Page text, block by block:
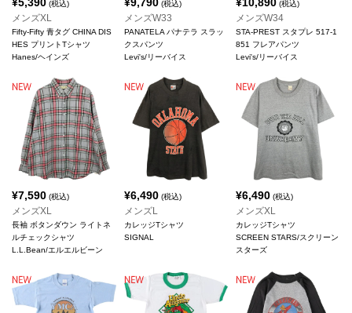
(税込)
メンズXL
Fifty-Fifty 青タグ CHINA DIS
HES プリントTシャツ
Hanes/ヘインズ
(税込)
メンズW33
PANATELA パナテラ スラッ
クスパンツ
Levi's/リーバイス
(税込)
メンズW34
STA-PREST スタプレ 517-1
851 フレアパンツ
Levi's/リーバイス
¥7,590 (税込)
メンズXL
長袖 ボタンダウン ライトネ
ルチェックシャツ
L.L.Bean/エルエルビーン
¥6,490(税込)
メンズL
カレッジTシャツ
SIGNAL
¥6,490 (税込)
メンズXL
カレッジTシャツ
SCREEN STARS/スクリーン
スターズ